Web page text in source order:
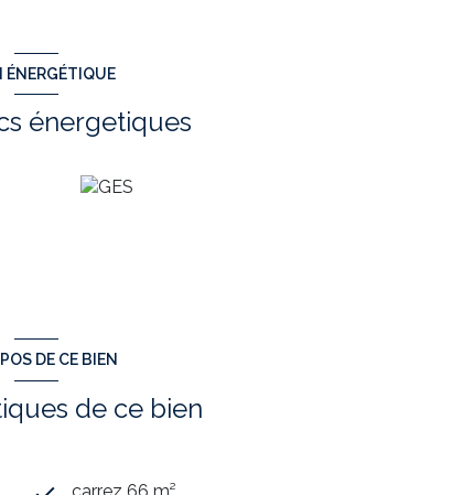
ÉNERGÉTIQUE
énergetiques
DE CE BIEN
de ce bien
carrez 66 m²